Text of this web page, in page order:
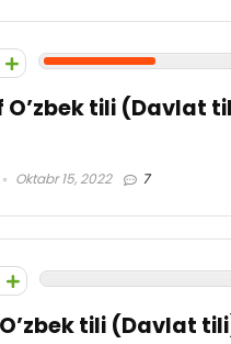
O’zbek tili (Davlat
Oktabr 15, 2022 7
tili (Davlat